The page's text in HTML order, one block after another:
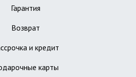
Гарантия
Возврат
и кредит
карты